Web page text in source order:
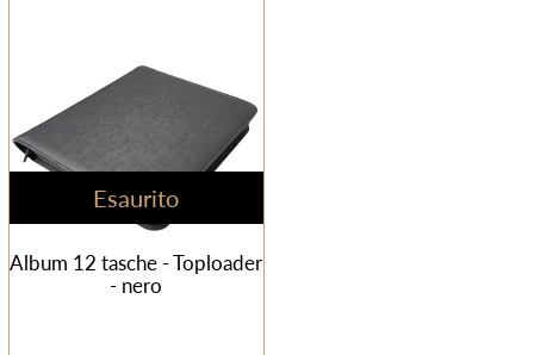
Esaurito
Album 12 tasche - Toploader
- nero